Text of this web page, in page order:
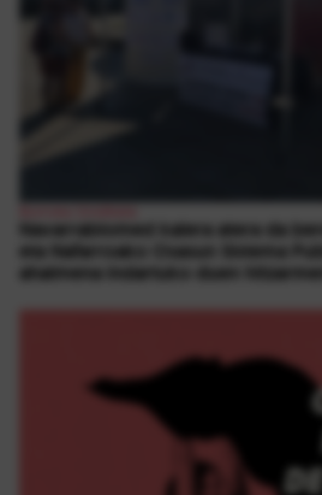
Navarrabiomed kalera atera da
eta Nafarroako Osasun Sistema
ahalmena indartuko duen